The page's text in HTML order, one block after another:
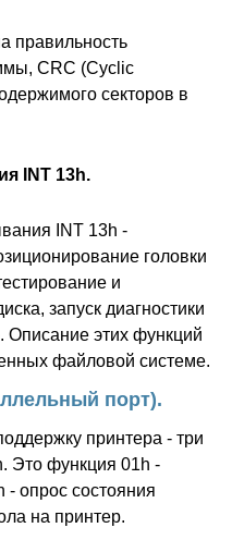
правильность
CRC (Cyclic
секторов в
INT 13h.
INT 13h -
головки
и
запуск диагностики
Описание этих функций
файловой системе.
порт).
принтера - три
Это функция 01h -
- опрос состояния
на принтер.